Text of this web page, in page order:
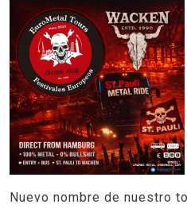
Nuevo nombre de nuestro